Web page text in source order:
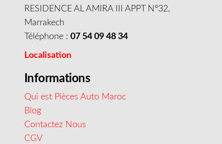
RESIDENCE AL AMIRA III APPT N°32,
Marrakech
Téléphone : 07 54 09 48 34
Localisation
Informations
Qui est Pièces Auto Maroc
Blog
Contactez Nous
CGV